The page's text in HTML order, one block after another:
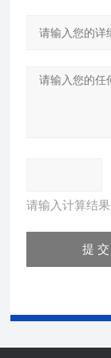
请输入计算结